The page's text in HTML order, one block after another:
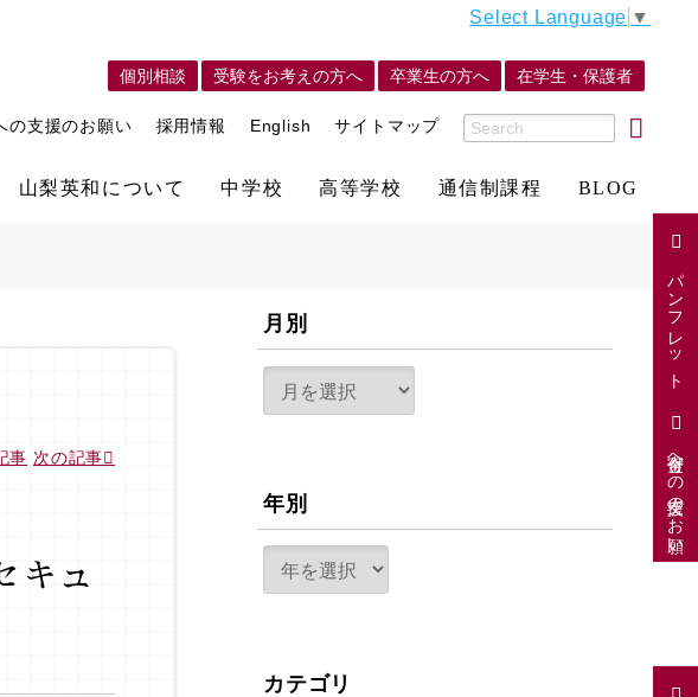
Select Language ▼
個別相談 受験をお考えの方へ 卒業生の方へ 在学生・保護者
の支援のお願い 採用情報 English サイトマップ
パンフレット
寄付金への支援のお願い
山梨英和について 中学校 高等学校 通信制課程 BLOG
事 次の記事
キュ
月別
年別
カテゴリ